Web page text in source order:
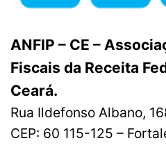
ANFIP – CE –
Fiscais da Receita
Ceará.
Rua Ildefonso Albano,
CEP: 60 115-125 –